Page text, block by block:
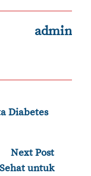
admin
Diabetes
Next Post
untuk